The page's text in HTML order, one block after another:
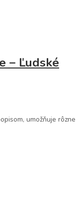
– Ľudské
umožňuje rôzne